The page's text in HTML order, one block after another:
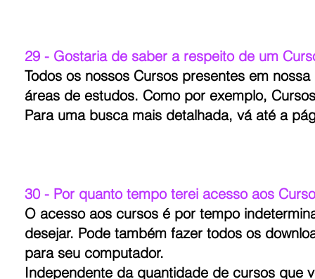
29 - Gostaria de saber a respeito de um
Todos os nossos Cursos presentes em
áreas de estudos. Como por exemplo,
Para uma busca mais detalhada, vá até a
30 - Por quanto tempo terei acesso aos
O acesso aos cursos é por tempo
desejar. Pode também fazer todos os
para seu computador.
Independente da quantidade de cursos que